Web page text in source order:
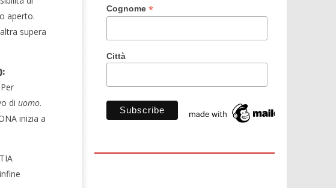
aperto.
supera
di uomo.
inizia a
Cognome *
Città